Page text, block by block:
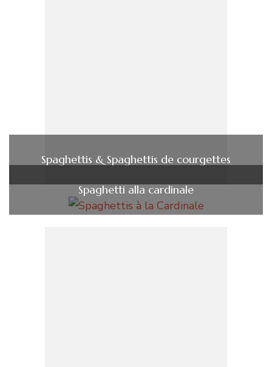
Spaghettis & Spaghettis de courgettes
Spaghetti alla cardinale